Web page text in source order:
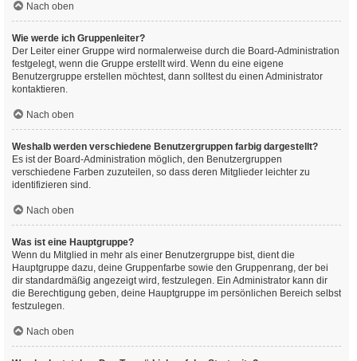
Nach oben
Wie werde ich Gruppenleiter?
Der Leiter einer Gruppe wird normalerweise durch die Board-Administration
festgelegt, wenn die Gruppe erstellt wird. Wenn du eine eigene
Benutzergruppe erstellen möchtest, dann solltest du einen Administrator
kontaktieren.
Nach oben
Weshalb werden verschiedene Benutzergruppen farbig dargestellt?
Es ist der Board-Administration möglich, den Benutzergruppen
verschiedene Farben zuzuteilen, so dass deren Mitglieder leichter zu
identifizieren sind.
Nach oben
Was ist eine Hauptgruppe?
Wenn du Mitglied in mehr als einer Benutzergruppe bist, dient die
Hauptgruppe dazu, deine Gruppenfarbe sowie den Gruppenrang, der bei
dir standardmäßig angezeigt wird, festzulegen. Ein Administrator kann dir
die Berechtigung geben, deine Hauptgruppe im persönlichen Bereich selbst
festzulegen.
Nach oben